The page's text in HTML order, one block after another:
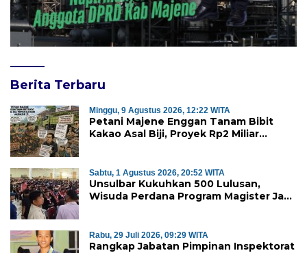
Berita Terbaru
Minggu, 9 Agustus 2026, 12:22 WITA
Petani Majene Enggan Tanam Bibit
Kakao Asal Biji, Proyek Rp2 Miliar
Sabtu, 1 Agustus 2026, 20:52 WITA
Unsulbar Kukuhkan 500 Lulusan,
Wisuda Perdana Program Magister Jadi
Rabu, 29 Juli 2026, 09:29 WITA
Rangkap Jabatan Pimpinan Inspektorat